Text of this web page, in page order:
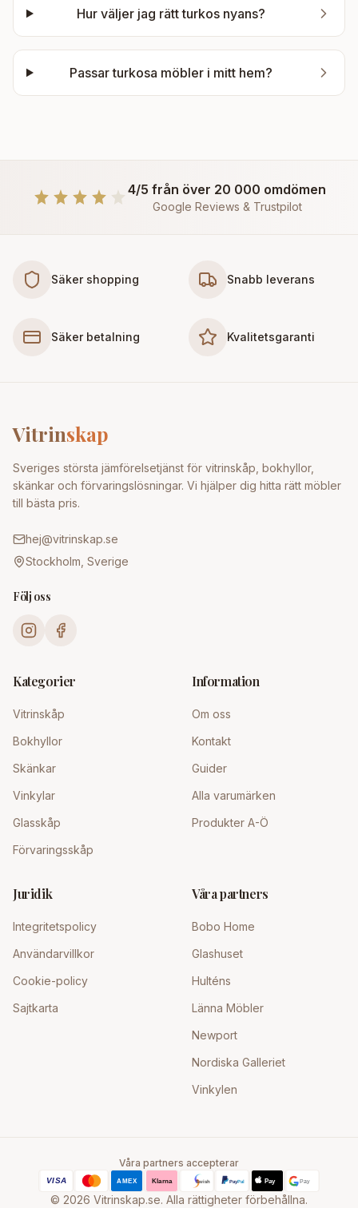
Hur väljer jag rätt turkos nyans?
Passar turkosa möbler i mitt hem?
4/5 från över 20 000 omdömen
Google Reviews & Trustpilot
Säker shopping Snabb leverans
Säker betalning Kvalitetsgaranti
Vitrinskap
Sveriges största jämförelsetjänst för vitrinskåp, bokhyllor,
skänkar och förvaringslösningar. Vi hjälper dig hitta rätt möbler
till bästa pris.
hej@vitrinskap.se
Stockholm, Sverige
Följ oss
Kategorier
Vitrinskåp
Bokhyllor
Skänkar
Vinkylar
Glasskåp
Förvaringsskåp
Information
Om oss
Kontakt
Guider
Alla varumärken
Produkter A-Ö
Juridik
Integritetspolicy
Användarvillkor
Cookie-policy
Sajtkarta
Våra partners
Bobo Home
Glashuset
Hulténs
Länna Möbler
Newport
Nordiska Galleriet
Vinkylen
Våra partners accepterar
© 2026 Vitrinskap.se. Alla rättigheter förbehållna.